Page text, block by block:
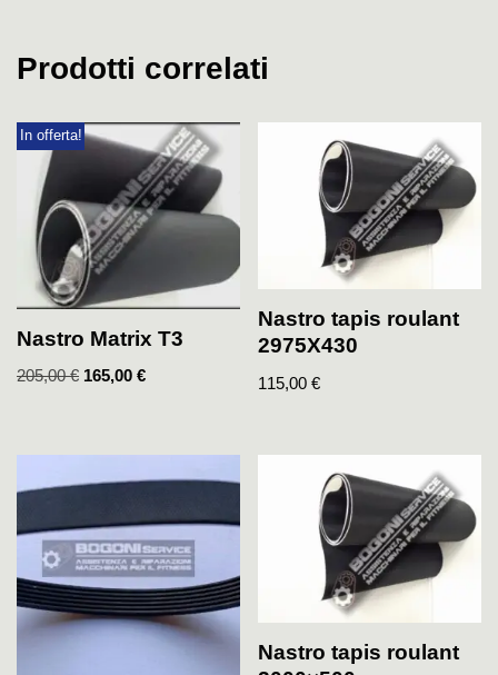
Prodotti correlati
In offerta!
Nastro Matrix T3
205,00€ 165,00 €
Nastro tapis roulant
2975X430
115,00€
Nastro tapis roulant